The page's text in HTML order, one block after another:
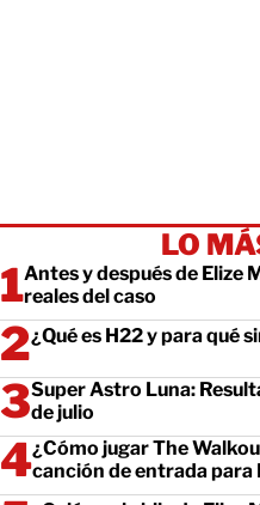
LO
Antes y después de Elize
reales del caso
¿Qué es H22 y para qué
Super Astro Luna:
de julio
¿Cómo jugar The
canción de entrada para